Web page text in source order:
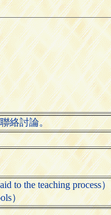
絡討論。
to the teaching process）
）